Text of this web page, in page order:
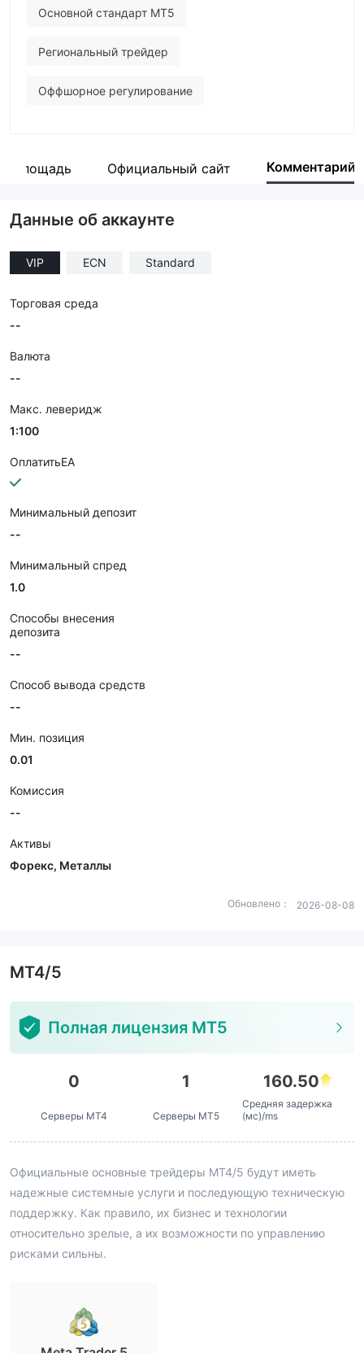
Основной стандарт MT5
Региональный трейдер
Оффшорное регулирование
площадь Официальный сайт Комментарий
Данные об аккаунте
VIP ECN Standard
Торговая среда
--
Валюта
--
Макс. леверидж
1:100
ОплатитьEA
Минимальный депозит
--
Минимальный спред
1.0
Способы внесения
депозита
--
Способ вывода средств
--
Мин. позиция
0.01
Комиссия
--
Активы
Форекс, Металлы
Обновлено： 2026-08-08
MT4/5
Полная лицензия MT5
0
Серверы MT4
1
Серверы MT5
160.50
Средняя задержка
(мс)/ms
Официальные основные трейдеры MT4/5 будут иметь
надежные системные услуги и последующую техническую
поддержку. Как правило, их бизнес и технологии
относительно зрелые, а их возможности по управлению
рисками сильны.